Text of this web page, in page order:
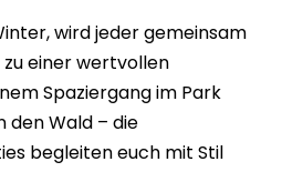
wird jeder gemeinsam
einer wertvollen
Spaziergang im Park
den Wald – die
begleiten euch mit Stil